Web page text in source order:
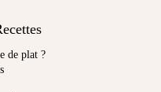
de plat ?